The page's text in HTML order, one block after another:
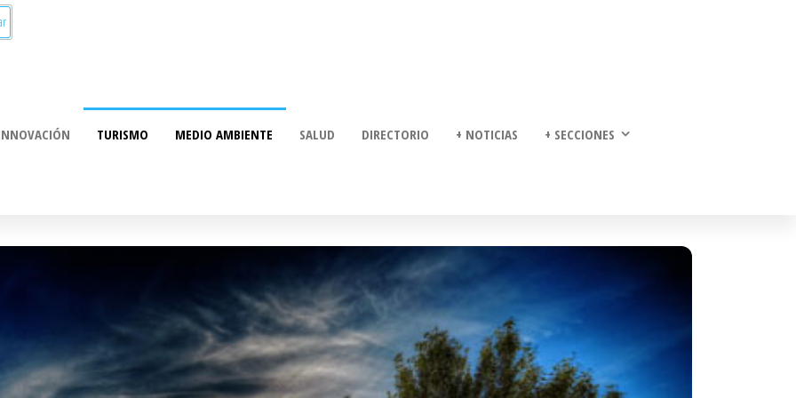
TURISMO MEDIO AMBIENTE SALUD DIRECTORIO + NOTICIAS + SECCIONES